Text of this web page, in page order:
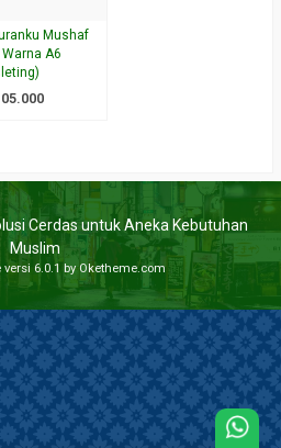
Mushaf
Warna A6
Cerdas untuk Aneka Kebutuhan
Muslim
versi 6.0.1 by Oketheme.com